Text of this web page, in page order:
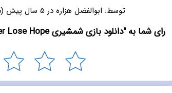
توسط: ابوالفضل هزاره در5 سال پیش
رای شما به "دانلود بازی شمشیری Implosion-Never Lose Hope برای اندروید" چیست؟